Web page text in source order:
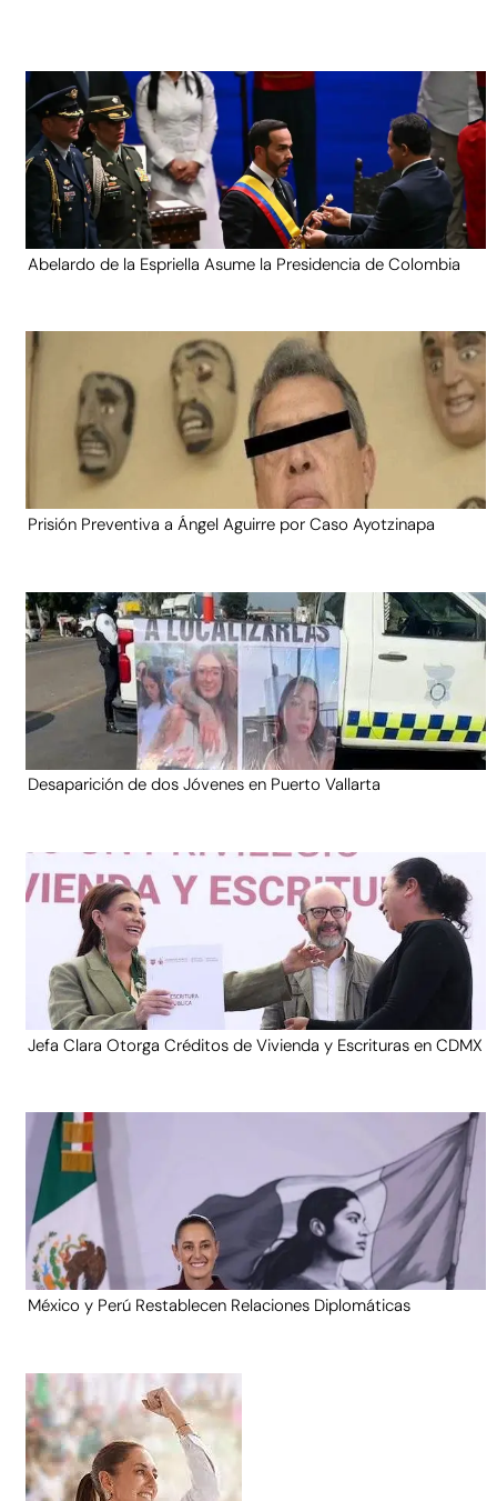
Abelardo de la Espriella Asume la Presidencia de Colombia
Prisión Preventiva a Ángel Aguirre por Caso Ayotzinapa
Desaparición de dos Jóvenes en Puerto Vallarta
Jefa Clara Otorga Créditos de Vivienda y Escrituras en CDMX
México y Perú Restablecen Relaciones Diplomáticas